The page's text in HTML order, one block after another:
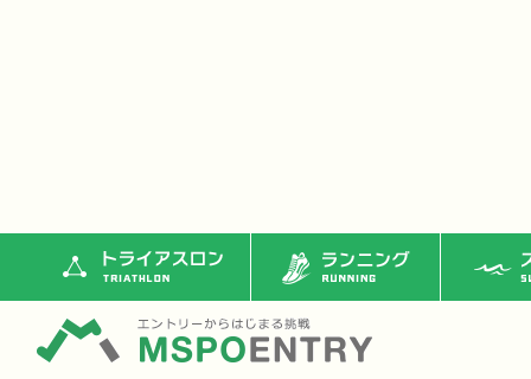
トライアスロン ランニング ス